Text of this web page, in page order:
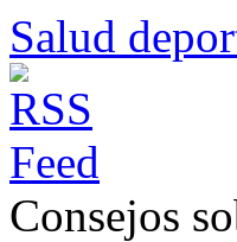
Salud
Consejos